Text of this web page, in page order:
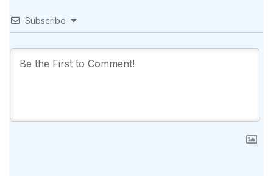
Subscribe